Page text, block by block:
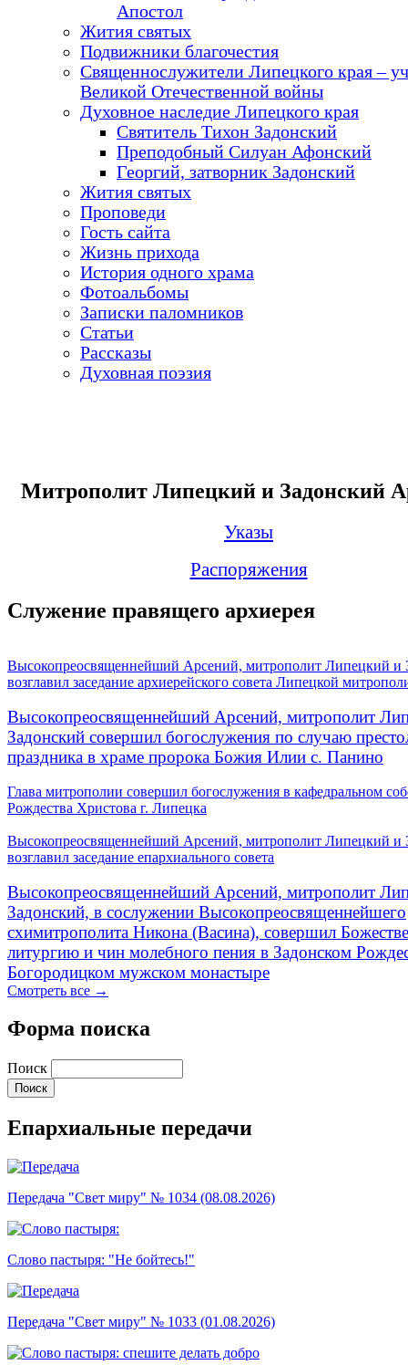
Апостол
Жития святых
Подвижники благочестия
Священнослужители Липецкого края –
Великой Отечественной войны
Духовное наследие Липецкого края
Святитель Тихон Задонский
Преподобный Силуан Афонский
Георгий, затворник Задонский
Жития святых
Проповеди
Гость сайта
Жизнь прихода
История одного храма
Фотоальбомы
Записки паломников
Статьи
Рассказы
Духовная поэзия
Митрополит Липецкий и Задонский
Указы
Распоряжения
Служение правящего архиерея
Высокопреосвященнейший Арсений, митрополит Липецкий и
возглавил заседание архиерейского совета Липецкой
Высокопреосвященнейший Арсений, митрополит
Задонский совершил богослужения по случаю
праздника в храме пророка Божия Илии с. Панино
Глава митрополии совершил богослужения в кафедральном
Рождества Христова г. Липецка
Высокопреосвященнейший Арсений, митрополит Липецкий и
возглавил заседание епархиального совета
Высокопреосвященнейший Арсений, митрополит
Задонский, в сослужении Высокопреосвященнейшего
схимитрополита Никона (Васина), совершил
литургию и чин молебного пения в Задонском
Богородицком мужском монастыре
Смотреть все →
Форма поиска
Поиск
Епархиальные передачи
Передача "Свет миру" № 1034 (08.08.2026)
Слово пастыря: "Не бойтесь!"
Передача "Свет миру" № 1033 (01.08.2026)